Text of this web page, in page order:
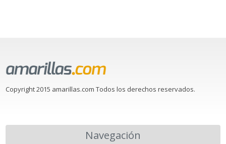
Copyright 2015 amarillas.com Todos los derechos reservados.
Navegación